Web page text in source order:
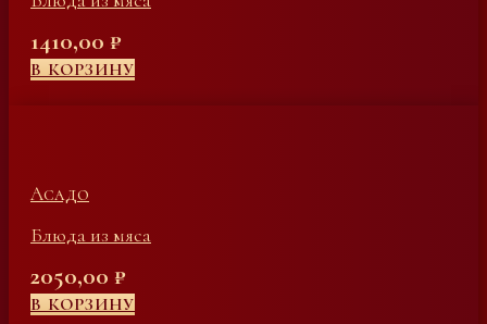
1410,00 ₽
В КОРЗИНУ
Асадо
Блюда из мяса
2050,00 ₽
В КОРЗИНУ